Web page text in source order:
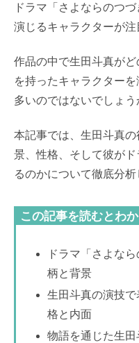
ドラマ「さよならのつ
演じるキャラクターが注
作品の中で生田斗真が
を持ったキャラクター
多いのではないでしょう
本記事では、生田斗真
景、性格、そして彼が
るのかについて徹底分析
この記事を読むとわ
ドラマ「さよな
柄と背景
生田斗真の演技
格と内面
物語を通じた生